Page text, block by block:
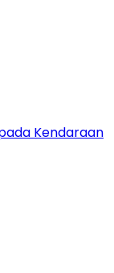
Kendaraan